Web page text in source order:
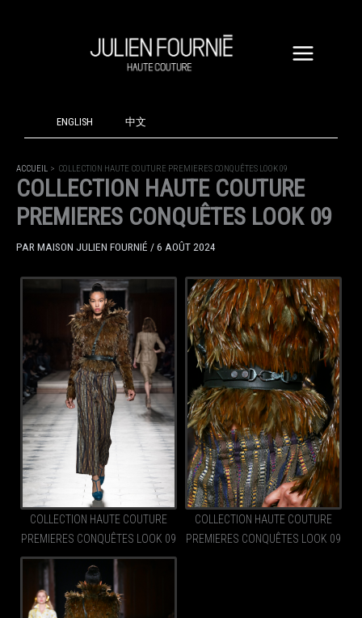
ENGLISH 中文
ACCUEIL COLLECTION HAUTE COUTURE PREMIERES CONQUÊTES LOOK 09
COLLECTION HAUTE COUTURE
PREMIERES CONQUÊTES LOOK 09
PAR MAISON JULIEN FOURNIÉ /6 AOÛT 2024
COLLECTION HAUTE COUTURE
PREMIERES CONQUÊTES LOOK 09
COLLECTION HAUTE COUTURE
PREMIERES CONQUÊTES LOOK 09